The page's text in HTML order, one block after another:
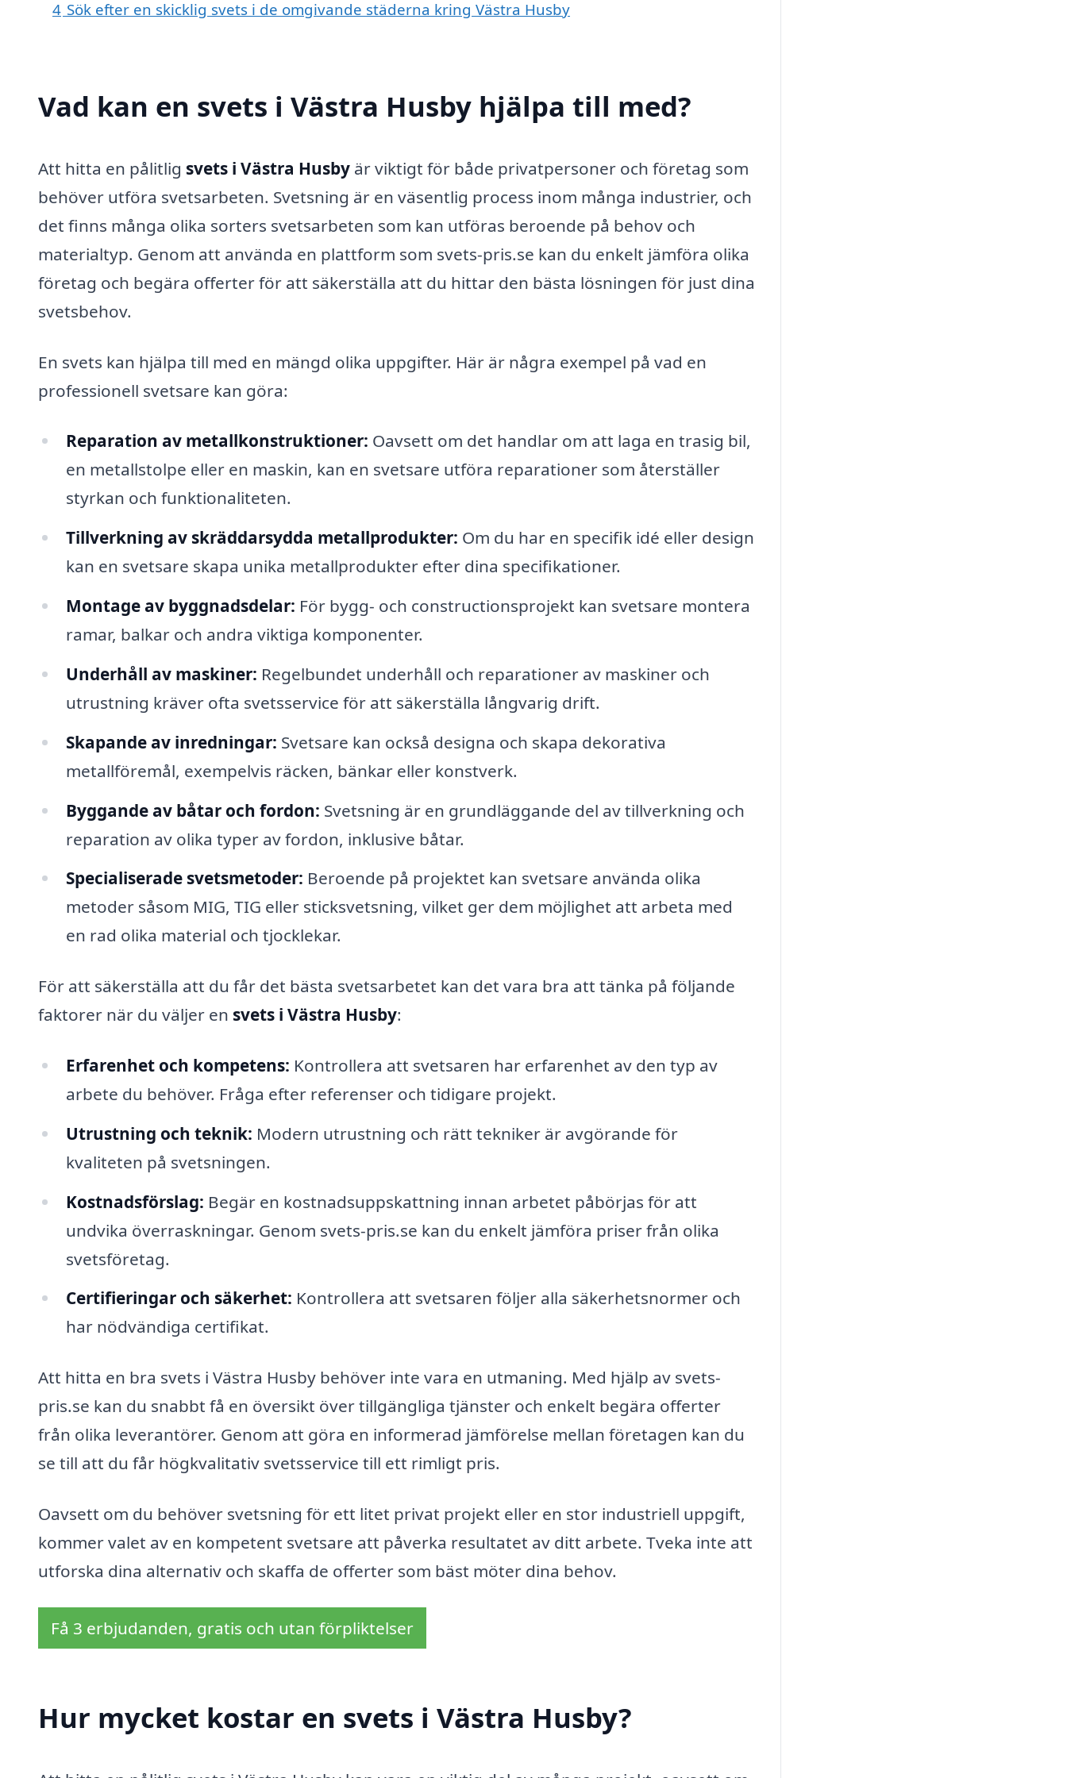
4 Sök efter en skicklig svets i de omgivande städerna kring Västra Husby
Vad kan en svets i Västra Husby hjälpa till med?
Att hitta en pålitlig svets i Västra Husby är viktigt för både privatpersoner och företag som
behöver utföra svetsarbeten. Svetsning är en väsentlig process inom många industrier, och
det finns många olika sorters svetsarbeten som kan utföras beroende på behov och
materialtyp. Genom att använda en plattform som svets-pris.se kan du enkelt jämföra olika
företag och begära offerter för att säkerställa att du hittar den bästa lösningen för just dina
svetsbehov.
En svets kan hjälpa till med en mängd olika uppgifter. Här är några exempel på vad en
professionell svetsare kan göra:
Reparation av metallkonstruktioner: Oavsett om det handlar om att laga en trasig bil,
en metallstolpe eller en maskin, kan en svetsare utföra reparationer som återställer
styrkan och funktionaliteten.
Tillverkning av skräddarsydda metallprodukter: Om du har en specifik idé eller design
kan en svetsare skapa unika metallprodukter efter dina specifikationer.
Montage av byggnadsdelar: För bygg- och constructionsprojekt kan svetsare montera
ramar, balkar och andra viktiga komponenter.
Underhåll av maskiner: Regelbundet underhåll och reparationer av maskiner och
utrustning kräver ofta svetsservice för att säkerställa långvarig drift.
Skapande av inredningar: Svetsare kan också designa och skapa dekorativa
metallföremål, exempelvis räcken, bänkar eller konstverk.
Byggande av båtar och fordon: Svetsning är en grundläggande del av tillverkning och
reparation av olika typer av fordon, inklusive båtar.
Specialiserade svetsmetoder: Beroende på projektet kan svetsare använda olika
metoder såsom MIG, TIG eller sticksvetsning, vilket ger dem möjlighet att arbeta med
en rad olika material och tjocklekar.
För att säkerställa att du får det bästa svetsarbetet kan det vara bra att tänka på följande
faktorer när du väljer en svets i Västra Husby:
Erfarenhet och kompetens: Kontrollera att svetsaren har erfarenhet av den typ av
arbete du behöver. Fråga efter referenser och tidigare projekt.
Utrustning och teknik: Modern utrustning och rätt tekniker är avgörande för
kvaliteten på svetsningen.
Kostnadsförslag: Begär en kostnadsuppskattning innan arbetet påbörjas för att
undvika överraskningar. Genom svets-pris.se kan du enkelt jämföra priser från olika
svetsföretag.
Certifieringar och säkerhet: Kontrollera att svetsaren följer alla säkerhetsnormer och
har nödvändiga certifikat.
Att hitta en bra svets i Västra Husby behöver inte vara en utmaning. Med hjälp av svets-
pris.se kan du snabbt få en översikt över tillgängliga tjänster och enkelt begära offerter
från olika leverantörer. Genom att göra en informerad jämförelse mellan företagen kan du
se till att du får högkvalitativ svetsservice till ett rimligt pris.
Oavsett om du behöver svetsning för ett litet privat projekt eller en stor industriell uppgift,
kommer valet av en kompetent svetsare att påverka resultatet av ditt arbete. Tveka inte att
utforska dina alternativ och skaffa de offerter som bäst möter dina behov.
Få 3 erbjudanden, gratis och utan förpliktelser
Hur mycket kostar en svets i Västra Husby?